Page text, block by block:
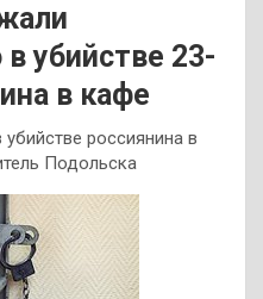
убийстве 23-
в кафе
россиянина в
Подольска